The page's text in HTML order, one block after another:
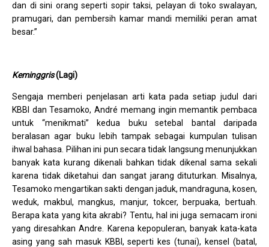
dan di sini orang seperti sopir taksi, pelayan di toko swalayan,
pramugari, dan pembersih kamar mandi memiliki peran amat
besar.”
Keminggris(Lagi)
Sengaja memberi penjelasan arti kata pada setiap judul dari
KBBI dan Tesamoko, André memang ingin memantik pembaca
untuk “menikmati” kedua buku setebal bantal daripada
beralasan agar buku lebih tampak sebagai kumpulan tulisan
ihwal bahasa. Pilihan ini pun secara tidak langsung menunjukkan
banyak kata kurang dikenali bahkan tidak dikenal sama sekali
karena tidak diketahui dan sangat jarang dituturkan. Misalnya,
Tesamoko mengartikan sakti dengan jaduk, mandraguna, kosen,
weduk, makbul, mangkus, manjur, tokcer, berpuaka, bertuah.
Berapa kata yang kita akrabi? Tentu, hal ini juga semacam ironi
yang diresahkan Andre. Karena kepopuleran, banyak kata-kata
asing yang sah masuk KBBI, seperti kes (tunai), kensel (batal,